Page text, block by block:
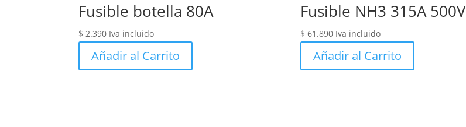
Fusible botella 80A
$ 2.390 Iva incluido
Añadir al Carrito
Fusible NH3 315A 500V
$ 61.890 Iva incluido
Añadir al Carrito